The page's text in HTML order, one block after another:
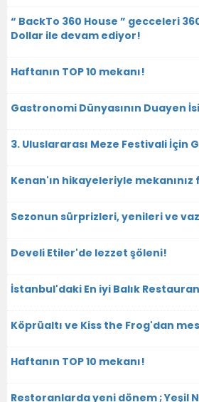
“ BackTo 360 House ” gecceleri
Dollar ile devam ediyor!
Haftanın TOP 10 mekanı!
Gastronomi Dünyasının Duayen
3. Uluslararası Meze Festivali İçin
Kenan'ın hikayeleriyle
Sezonun sürprizleri, yenileri ve
Develi Etiler'de lezzet şöleni!
İstanbul'daki En iyi Balık
Köprüaltı ve Kiss the Frog'dan
Haftanın TOP 10 mekanı!
Restoranlarda yeni dönem ; Yeşil